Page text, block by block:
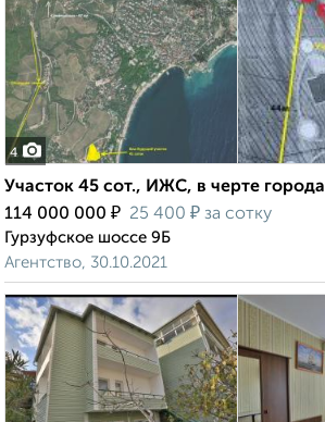
4
Участок 45 сот., ИЖС, в черте города
114 000 000 ₽ 25 400 ₽ за сотку
Гурзуфское шоссе 9Б
Агентство, 30.10.2021